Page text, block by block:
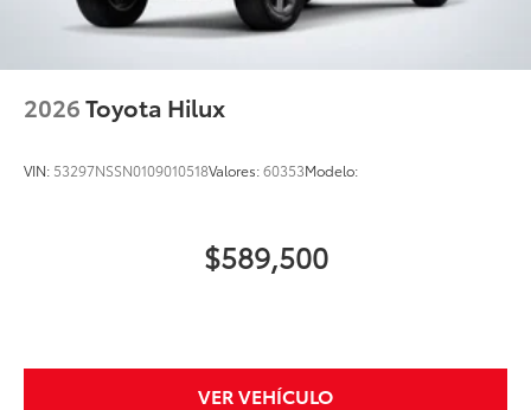
2026Toyota Hilux
VIN: 53297NSSN0109010518Valores:60353Modelo:
$589,500
VER VEHÍCULO